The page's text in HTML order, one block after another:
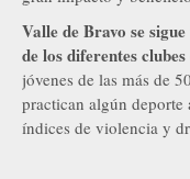
Valle de Bravo se
de los diferentes
jóvenes de las más de
practican algún deporte
índices de violencia y